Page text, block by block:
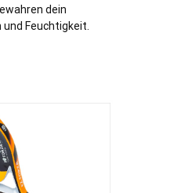
dein
Feuchtigkeit.